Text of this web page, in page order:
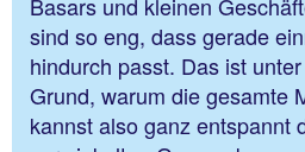
sind so eng, dass gerade
hindurch passt. Das ist
Grund, warum die gesamte
kannst also ganz entspannt